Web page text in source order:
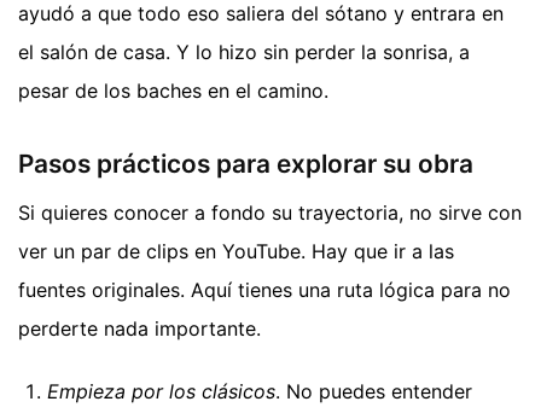
ayudó a que todo eso saliera del sótano y entrara en
el salón de casa. Y lo hizo sin perder la sonrisa, a
pesar de los baches en el camino.
Pasos prácticos para explorar su obra
Si quieres conocer a fondo su trayectoria, no sirve con
ver un par de clips en YouTube. Hay que ir a las
fuentes originales. Aquí tienes una ruta lógica para no
perderte nada importante.
Empieza por los clásicos. No puedes entender